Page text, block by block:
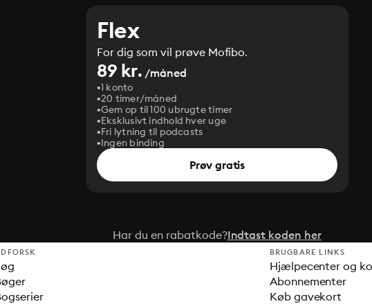
Flex
For dig som vil prøve Mofibo.
89 kr. /måned
1 konto
20 timer/måned
Gem op til 100 ubrugte timer
Eksklusivt indhold hver uge
Fri lytning til podcasts
Ingen binding
Prøv gratis
Har du en rabatkode?Indtast koden her
BRUGBARE LINKS
Hjælpecenter og
Abonnementer
Køb gavekort